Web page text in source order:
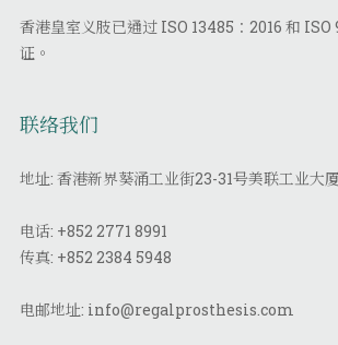
香港皇室义肢已通过 ISO 13485：2016 和 ISO
证。
联络我们
地址: 香港新界葵涌工业街23-31号美联工业大
电话: +852 2771 8991
传真: +852 2384 5948
电邮地址: info@regalprosthesis.com